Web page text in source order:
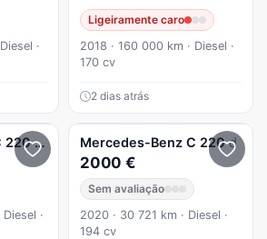
·
Ligeiramente caro
2018 · 160 000 km · Diesel ·
170 cv
2 dias atrás
220 CDI 150cv Automática
·
Mercedes-Benz C 220 d
2000 €
Sem avaliação
2020 · 30 721 km · Diesel ·
194 cv